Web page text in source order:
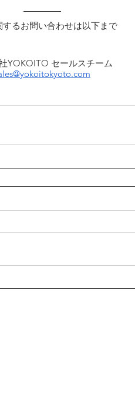
するお問い合わせは以下まで
YOKOITO セールスチーム